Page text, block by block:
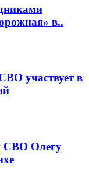
в..
участвует в
СВО Олегу